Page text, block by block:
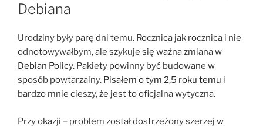
Debiana
Urodziny były parę dni temu. Rocznica jak rocznica i nie
odnotowywałbym, ale szykuje się ważna zmiana w
Debian Policy. Pakiety powinny być budowane w
sposób powtarzalny. Pisałem o tym 2,5 roku temu i
bardzo mnie cieszy, że jest to oficjalna wytyczna.
Przy okazji – problem został dostrzeżony szerzej w